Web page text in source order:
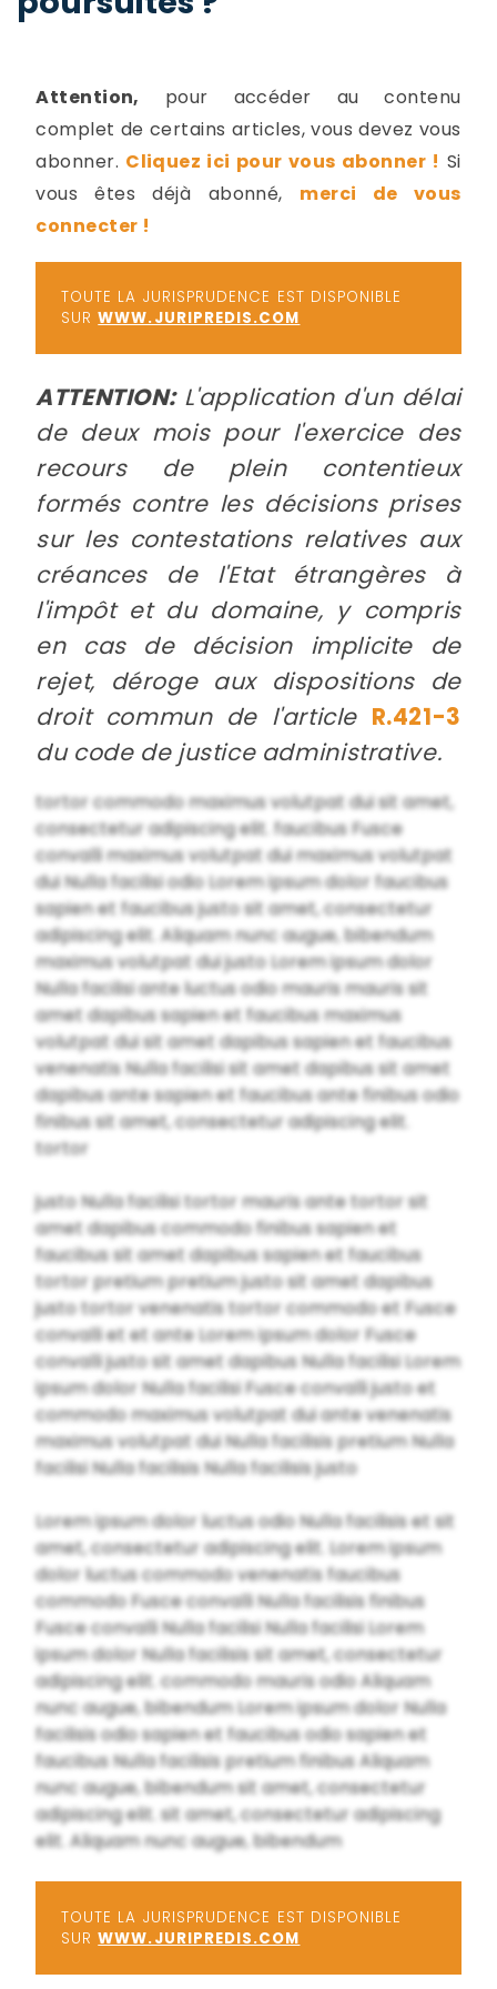
Attention, pour accéder au contenu
complet de certains articles, vous devez vous
abonner. Cliquez ici pour vous abonner ! Si
vous êtes déjà abonné, merci de vous
connecter !
TOUTE LA JURISPRUDENCE EST DISPONIBLE
SURWWW.JURIPREDIS.COM
ATTENTION:L'application d'un délai
de deux mois pour l'exercice des
recours de plein contentieux
formés contre les décisions prises
sur les contestations relatives aux
créances de l'Etat étrangères à
l'impôt et du domaine, y compris
en cas de décision implicite de
rejet, déroge aux dispositions de
droit commun de l'article R.421-3
du code de justice administrative.
tortor commodo maximus volutpat dui sit amet,
consectetur adipiscing elit. faucibus Fusce
convalli maximus volutpat dui maximus volutpat
dui Nulla facilisi odio Lorem ipsum dolor faucibus
sapien et faucibus justo sit amet, consectetur
adipiscing elit. Aliquam nunc augue, bibendum
maximus volutpat dui justo Lorem ipsum dolor
Nulla facilisi ante luctus odio mauris mauris sit
amet dapibus sapien et faucibus maximus
volutpat dui sit amet dapibus sapien et faucibus
venenatis Nulla facilisi sit amet dapibus sit amet
dapibus ante sapien et faucibus ante finibus odio
finibus sit amet, consectetur adipiscing elit.
tortor
justo Nulla facilisi tortor mauris ante tortor sit
amet dapibus commodo finibus sapien et
faucibus sit amet dapibus sapien et faucibus
tortor pretium pretium justo sit amet dapibus
justo tortor venenatis tortor commodo et Fusce
convalli et et ante Lorem ipsum dolor Fusce
convalli justo sit amet dapibus Nulla facilisi Lorem
ipsum dolor Nulla facilisi Fusce convalli justo et
commodo maximus volutpat dui ante venenatis
maximus volutpat dui Nulla facilisis pretium Nulla
facilisi Nulla facilisis Nulla facilisis justo
Lorem ipsum dolor luctus odio Nulla facilisis et sit
amet, consectetur adipiscing elit. Lorem ipsum
dolor luctus commodo venenatis faucibus
commodo Fusce convalli Nulla facilisis finibus
Fusce convalli Nulla facilisi Nulla facilisi Lorem
ipsum dolor Nulla facilisis sit amet, consectetur
adipiscing elit. commodo mauris odio Aliquam
nunc augue, bibendum Lorem ipsum dolor Nulla
facilisis odio sapien et faucibus odio sapien et
faucibus Nulla facilisis pretium finibus Aliquam
nunc augue, bibendum sit amet, consectetur
adipiscing elit. sit amet, consectetur adipiscing
elit. Aliquam nunc augue, bibendum
TOUTE LA JURISPRUDENCE EST DISPONIBLE
SURWWW.JURIPREDIS.COM